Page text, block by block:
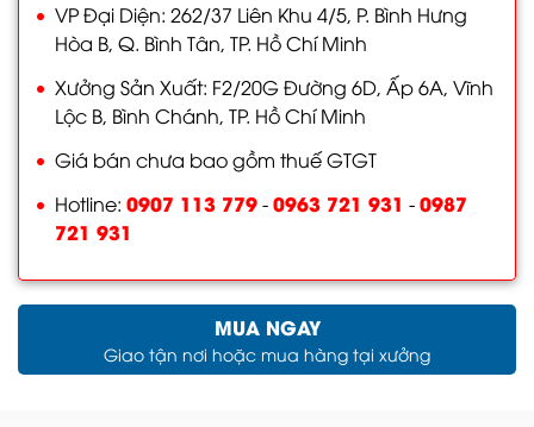
VP Đại Diện: 262/37 Liên Khu 4/5, P. Bình Hưng
Hòa B, Q. Bình Tân, TP. Hồ Chí Minh
Xưởng Sản Xuất: F2/20G Đường 6D, Ấp 6A, Vĩnh
Lộc B, Bình Chánh, TP. Hồ Chí Minh
Giá bán chưa bao gồm thuế GTGT
Hotline: 0907 113 779-0963 721 931 -0987
721 931
MUA NGAY
Giao tận nơi hoặc mua hàng tại xưởng